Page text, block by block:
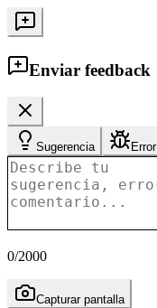
Enviar feedback
Sugerencia Error
0/2000
Capturar pantalla